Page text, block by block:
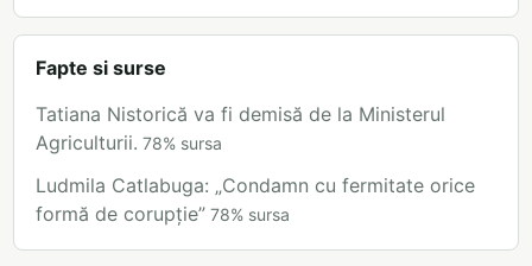
Fapte si surse
Tatiana Nistorică va fi demisă de la Ministerul
Agriculturii. 78% sursa
Ludmila Catlabuga: „Condamn cu fermitate orice
formă de corupție” 78% sursa